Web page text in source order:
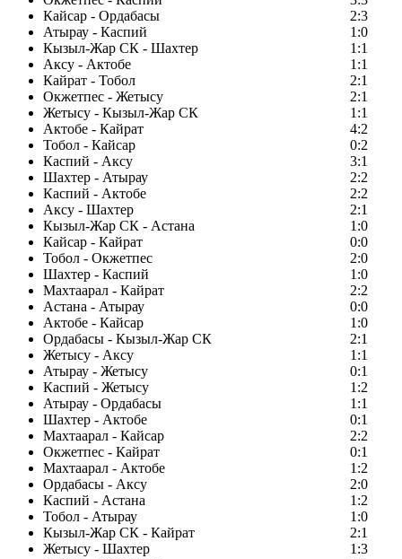
Кайсар - Ордабасы
2:3
Атырау - Каспий
1:0
Кызыл-Жар СК - Шахтер
1:1
Аксу - Актобе
1:1
Кайрат - Тобол
2:1
Окжетпес - Жетысу
2:1
Жетысу - Кызыл-Жар СК
1:1
Актобе - Кайрат
4:2
Тобол - Кайсар
0:2
Каспий - Аксу
3:1
Шахтер - Атырау
2:2
Каспий - Актобе
2:2
Аксу - Шахтер
2:1
Кызыл-Жар СК - Астана
1:0
Кайсар - Кайрат
0:0
Тобол - Окжетпес
2:0
Шахтер - Каспий
1:0
Махтаарал - Кайрат
2:2
Астана - Атырау
0:0
Актобе - Кайсар
1:0
Ордабасы - Кызыл-Жар СК
2:1
Жетысу - Аксу
1:1
Атырау - Жетысу
0:1
Каспий - Жетысу
1:2
Атырау - Ордабасы
1:1
Шахтер - Актобе
0:1
Махтаарал - Кайсар
2:2
Окжетпес - Кайрат
0:1
Махтаарал - Актобе
1:2
Ордабасы - Аксу
2:0
Каспий - Астана
1:2
Тобол - Атырау
1:0
Кызыл-Жар СК - Кайрат
2:1
Жетысу - Шахтер
1:3